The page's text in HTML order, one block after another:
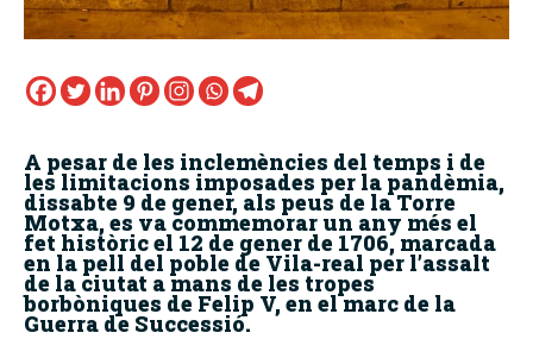
A pesar de les inclemències del temps i de
les limitacions imposades per la pandèmia,
dissabte 9 de gener, als peus de la Torre
Motxa, es va commemorar un any més el
fet històric el 12 de gener de 1706, marcada
en la pell del poble de Vila-real per l’assalt
de la ciutat a mans de les tropes
borbòniques de Felip V, en el marc de la
Guerra de Successió.